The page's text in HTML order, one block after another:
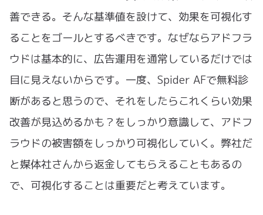
善できる。そんな基準値を設けて、効果を可視化す
ることをゴールとするべきです。なぜならアドフラ
ウドは基本的に、広告運用を通常しているだけでは
目に見えないからです。一度、Spider AFで無料診
断があると思うので、それをしたらこれくらい効果
改善が見込めるかも？をしっかり意識して、アドフ
ラウドの被害額をしっかり可視化していく。弊社だ
と媒体社さんから返金してもらえることもあるの
で、可視化することは重要だと考えています。